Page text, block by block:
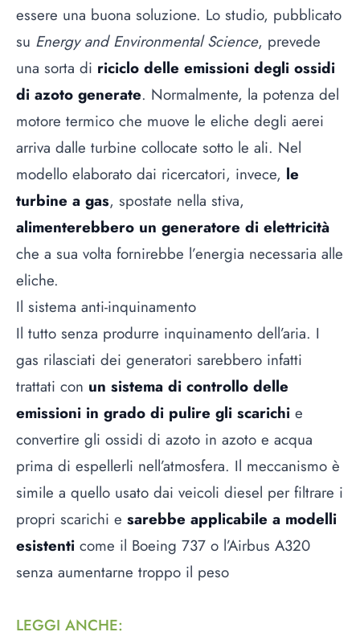
essere una buona soluzione. Lo studio, pubblicato
su Energy and Environmental Science, prevede
una sorta di riciclo delle emissioni degli ossidi
di azoto generate. Normalmente, la potenza del
motore termico che muove le eliche degli aerei
arriva dalle turbine collocate sotto le ali. Nel
modello elaborato dai ricercatori, invece, le
turbine a gas, spostate nella stiva,
alimenterebbero un generatore di elettricità
che a sua volta fornirebbe l’energia necessaria alle
eliche.
Il sistema anti-inquinamento
Il tutto senza produrre inquinamento dell’aria. I
gas rilasciati dei generatori sarebbero infatti
trattati con un sistema di controllo delle
emissioni in grado di pulire gli scarichi e
convertire gli ossidi di azoto in azoto e acqua
prima di espellerli nell’atmosfera. Il meccanismo è
simile a quello usato dai veicoli diesel per filtrare i
propri scarichi e sarebbe applicabile a modelli
esistenti come il Boeing 737 o l’Airbus A320
senza aumentarne troppo il peso
LEGGI ANCHE: